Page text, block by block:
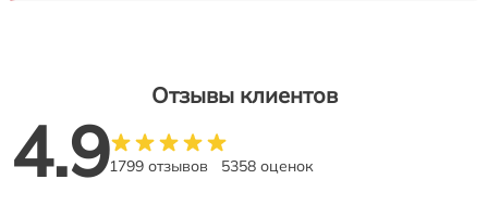
Отзывы клиентов
4.91799 отзывов 5358 оценок